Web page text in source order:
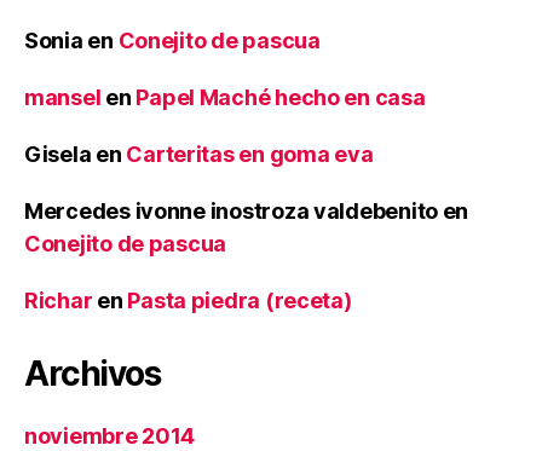
Sonia en Conejito de pascua
mansel en Papel Maché hecho en casa
Gisela en Carteritas en goma eva
Mercedes ivonne inostroza valdebenito en
Conejito de pascua
Richar en Pasta piedra (receta)
Archivos
noviembre 2014